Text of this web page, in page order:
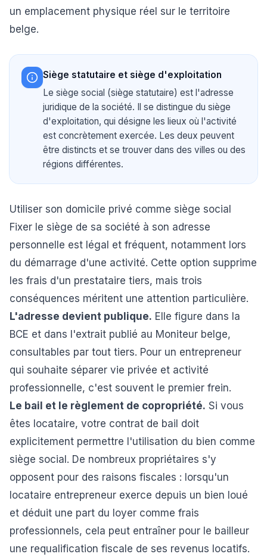
un emplacement physique réel sur le territoire
belge.
Siège statutaire et siège d'exploitation
Le siège social (siège statutaire) est l'adresse
juridique de la société. Il se distingue du siège
d'exploitation, qui désigne les lieux où l'activité
est concrètement exercée. Les deux peuvent
être distincts et se trouver dans des villes ou des
régions différentes.
Utiliser son domicile privé comme siège social
Fixer le siège de sa société à son adresse
personnelle est légal et fréquent, notamment lors
du démarrage d'une activité. Cette option supprime
les frais d'un prestataire tiers, mais trois
conséquences méritent une attention particulière.
L'adresse devient publique. Elle figure dans la
BCE et dans l'extrait publié au Moniteur belge,
consultables par tout tiers. Pour un entrepreneur
qui souhaite séparer vie privée et activité
professionnelle, c'est souvent le premier frein.
Le bail et le règlement de copropriété. Si vous
êtes locataire, votre contrat de bail doit
explicitement permettre l'utilisation du bien comme
siège social. De nombreux propriétaires s'y
opposent pour des raisons fiscales : lorsqu'un
locataire entrepreneur exerce depuis un bien loué
et déduit une part du loyer comme frais
professionnels, cela peut entraîner pour le bailleur
une requalification fiscale de ses revenus locatifs.